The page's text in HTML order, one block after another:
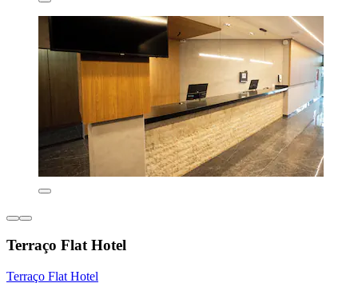
Terraço Flat Hotel
Terraço Flat Hotel